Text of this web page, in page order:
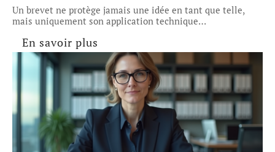
Un brevet ne protège jamais une idée en tant que telle,
mais uniquement son application technique…
En savoir plus